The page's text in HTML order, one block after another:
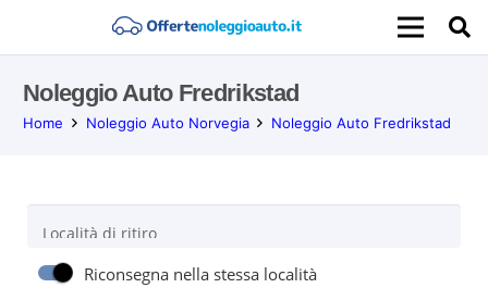
Noleggio Auto Fredrikstad
Home Noleggio Auto Norvegia Noleggio Auto Fredrikstad
Località di ritiro
Riconsegna nella stessa località